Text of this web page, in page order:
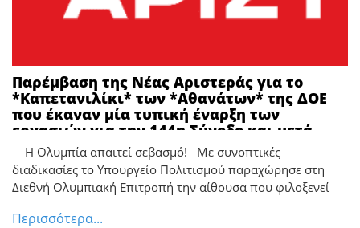
Παρέμβαση της Νέας Αριστεράς για το
*Καπετανιλίκι* των *Αθανάτων* της ΔΟΕ
που έκαναν μία τυπική έναρξη των
εργασιών για την 144η Σύνοδο και μετά
πήγαν για καφέ στο *Costa Navarino* όπου
και έκαναν τις εκλογές για την ανάδειξη
νέου Προέδρου της ΔΟΕ…
Η Ολυμπία απαιτεί σεβασμό! Με συνοπτικές
διαδικασίες το Υπουργείο Πολιτισμού παραχώρησε στη
Διεθνή Ολυμπιακή Επιτροπή την αίθουσα που φιλοξενεί
Περισσότερα...